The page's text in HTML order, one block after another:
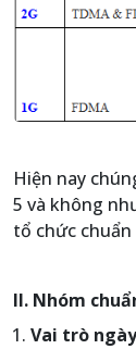
Hiện nay
5 và không
tổ chức
II. Nhóm
Vai trò